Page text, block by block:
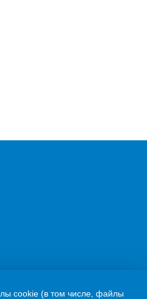
cookie (в том числе, файлы